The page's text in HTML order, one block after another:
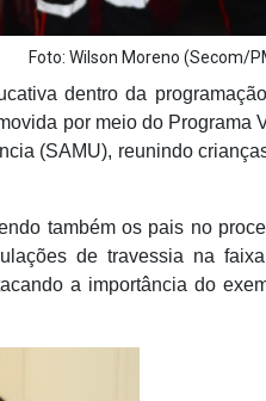
Foto: Wilson Moreno (Secom/
dentro da
por meio do Programa
(SAMU), reunindo
também os pais no
de travessia na
a importância do